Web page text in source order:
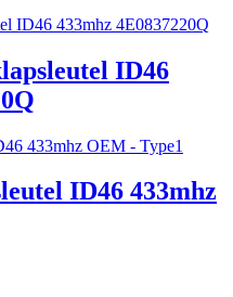
ID46
ID46 433mhz